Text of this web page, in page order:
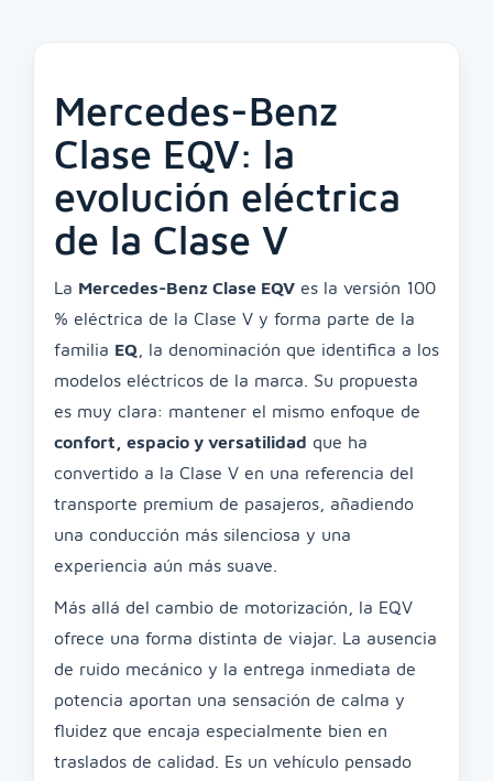
Mercedes-Benz
Clase EQV: la
evolución eléctrica
de la Clase V
La Mercedes-Benz Clase EQV es la versión 100
% eléctrica de la Clase V y forma parte de la
familia EQ , la denominación que identifica a los
modelos eléctricos de la marca. Su propuesta
es muy clara: mantener el mismo enfoque de
confort, espacio y versatilidad que ha
convertido a la Clase V en una referencia del
transporte premium de pasajeros, añadiendo
una conducción más silenciosa y una
experiencia aún más suave.
Más allá del cambio de motorización, la EQV
ofrece una forma distinta de viajar. La ausencia
de ruido mecánico y la entrega inmediata de
potencia aportan una sensación de calma y
fluidez que encaja especialmente bien en
traslados de calidad. Es un vehículo pensado